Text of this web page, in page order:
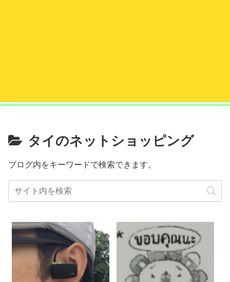
タイのネットショッピング
ブログ内をキーワードで検索できます。